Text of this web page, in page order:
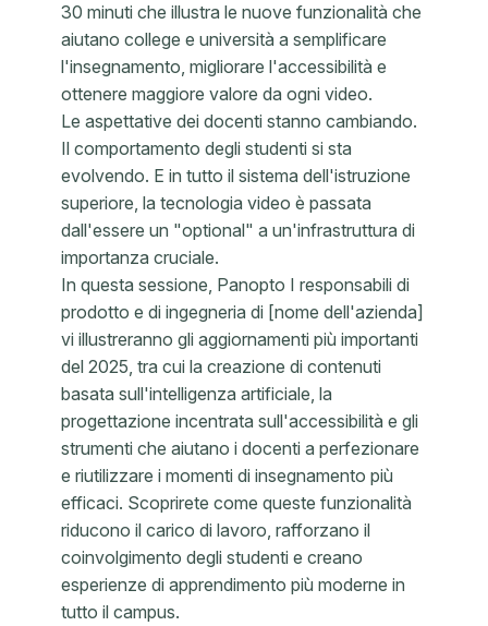
30 minuti che illustra le nuove funzionalità che
aiutano college e università a semplificare
l'insegnamento, migliorare l'accessibilità e
ottenere maggiore valore da ogni video.
Le aspettative dei docenti stanno cambiando.
Il comportamento degli studenti si sta
evolvendo. E in tutto il sistema dell'istruzione
superiore, la tecnologia video è passata
dall'essere un "optional" a un'infrastruttura di
importanza cruciale.
In questa sessione, Panopto I responsabili di
prodotto e di ingegneria di [nome dell'azienda]
vi illustreranno gli aggiornamenti più importanti
del 2025, tra cui la creazione di contenuti
basata sull'intelligenza artificiale, la
progettazione incentrata sull'accessibilità e gli
strumenti che aiutano i docenti a perfezionare
e riutilizzare i momenti di insegnamento più
efficaci. Scoprirete come queste funzionalità
riducono il carico di lavoro, rafforzano il
coinvolgimento degli studenti e creano
esperienze di apprendimento più moderne in
tutto il campus.